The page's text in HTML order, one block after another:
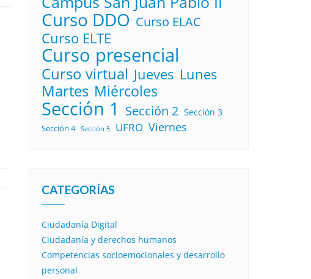
Curso DDO Curso ELAC
Curso ELTE
Curso presencial
Curso virtual Jueves Lunes
Martes Miércoles
Sección 1 Sección 2 Sección 3
Sección 4 Sección 5 UFRO Viernes
CATEGORÍAS
Ciudadanía Digital
Ciudadanía y derechos humanos
Competencias socioemocionales y desarrollo
personal